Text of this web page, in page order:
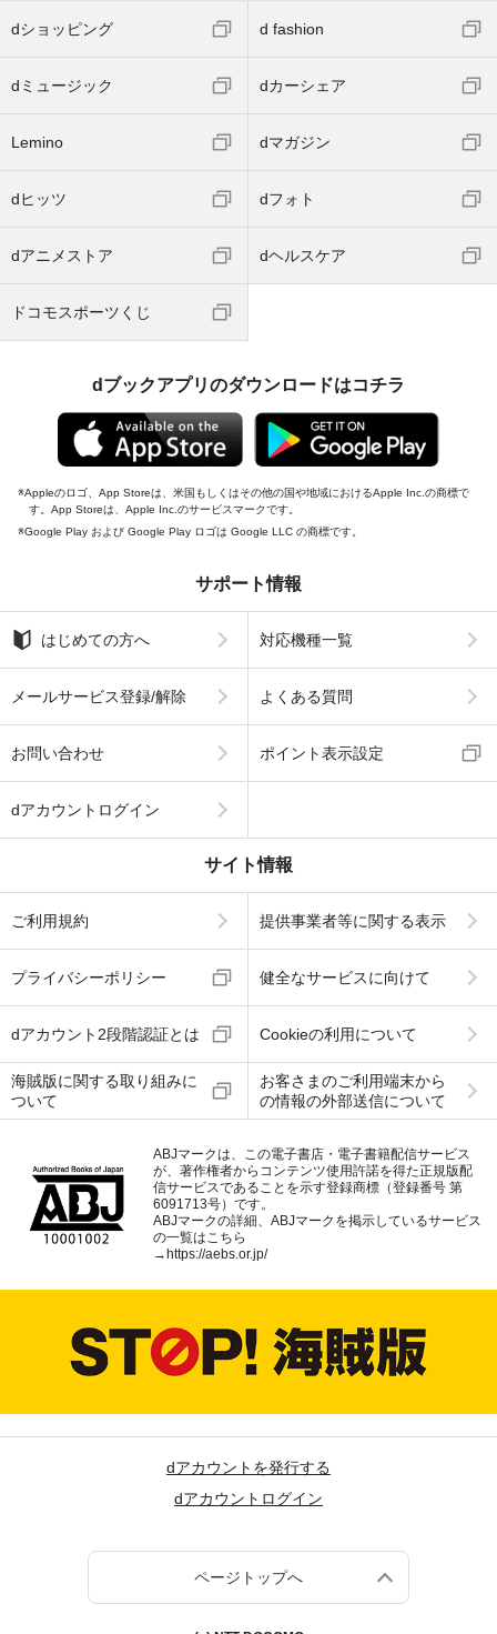
dショッピング d fashion
dミュージック dカーシェア
Lemino dマガジン
dヒッツ dフォト
dアニメストア dヘルスケア
ドコモスポーツくじ
dブックアプリのダウンロードはコチラ
Appleのロゴ、App Storeは、米国もしくはその他の国や地域におけるApple Inc.の商標で
す。App Storeは、Apple Inc.のサービスマークです。
Google Play および Google Play ロゴは Google LLC の商標です。
サポート情報
はじめての方へ 対応機種一覧
メールサービス登録/解除 よくある質問
お問い合わせ ポイント表示設定
dアカウントログイン
サイト情報
ご利用規約 提供事業者等に関する表示
プライバシーポリシー 健全なサービスに向けて
dアカウント2段階認証とは Cookieの利用について
海賊版に関する取り組みに
ついて
お客さまのご利用端末から
の情報の外部送信について
ABJマークは、この電子書店・電子書籍配信サービス
が、著作権者からコンテンツ使用許諾を得た正規版配
信サービスであることを示す登録商標（登録番号 第
6091713号）です。
ABJマークの詳細、ABJマークを掲示しているサービス
の一覧はこちら
→ https://aebs.or.jp/
dアカウントを発行する
dアカウントログイン
ページトップへ